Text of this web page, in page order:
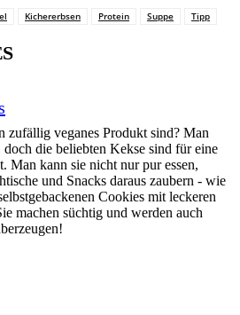
Kichererbsen Protein Suppe Tipp
zufällig veganes Produkt sind? Man
die beliebten Kekse sind für eine
Man kann sie nicht nur pur essen,
und Snacks daraus zaubern - wie
Cookies mit leckeren
machen süchtig und werden auch